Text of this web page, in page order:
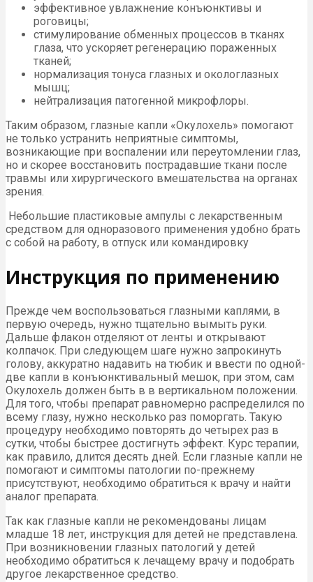
эффективное увлажнение конъюнктивы и
роговицы;
стимулирование обменных процессов в тканях
глаза, что ускоряет регенерацию пораженных
тканей;
нормализация тонуса глазных и окологлазных
мышц;
нейтрализация патогенной микрофлоры.
Таким образом, глазные капли «Окулохель» помогают
не только устранить неприятные симптомы,
возникающие при воспалении или переутомлении глаз,
но и скорее восстановить пострадавшие ткани после
травмы или хирургического вмешательства на органах
зрения.
Небольшие пластиковые ампулы с лекарственным
средством для одноразового применения удобно брать
с собой на работу, в отпуск или командировку
Инструкция по применению
Прежде чем воспользоваться глазными каплями, в
первую очередь, нужно тщательно вымыть руки.
Дальше флакон отделяют от ленты и открывают
колпачок. При следующем шаге нужно запрокинуть
голову, аккуратно надавить на тюбик и ввести по одной-
две капли в конъюнктивальный мешок, при этом, сам
Окулохель должен быть в в вертикальном положении.
Для того, чтобы препарат равномерно распределился по
всему глазу, нужно несколько раз поморгать. Такую
процедуру необходимо повторять до четырех раз в
сутки, чтобы быстрее достигнуть эффект. Курс терапии,
как правило, длится десять дней. Если глазные капли не
помогают и симптомы патологии по-прежнему
присутствуют, необходимо обратиться к врачу и найти
аналог препарата.
Так как глазные капли не рекомендованы лицам
младше 18 лет, инструкция для детей не представлена.
При возникновении глазных патологий у детей
необходимо обратиться к лечащему врачу и подобрать
другое лекарственное средство.